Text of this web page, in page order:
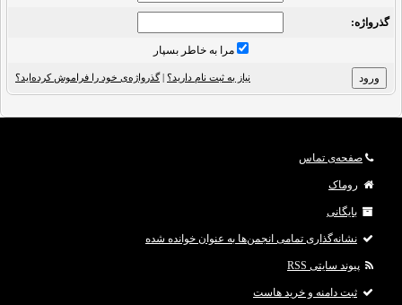
گذرواژه‌:
مرا به خاطر بسپار
نیاز به ثبت نام دارید؟ |گذرواژه‌ی خود را فراموش کرده‌اید؟
صفحه‌ی تماس
روماک
بایگانی
نشانه‌گذاری تمامی انجمن‌ها به عنوان خوانده شده
پیوند سایتی RSS
ثبت دامنه و خرید هاست